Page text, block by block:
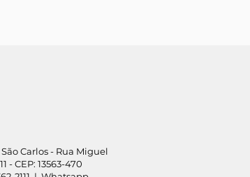
Carlos - Rua Miguel
- CEP: 13563-470